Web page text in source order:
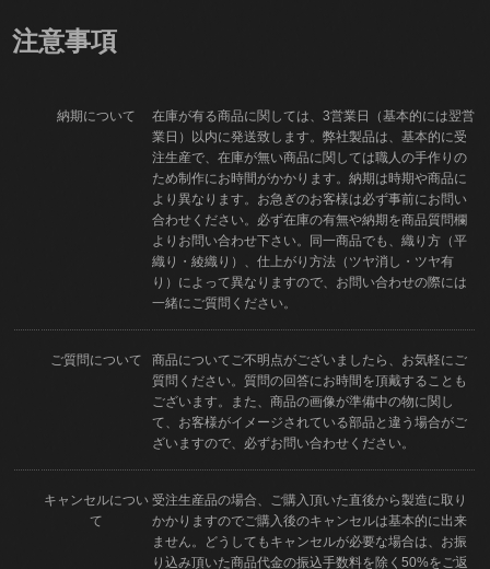
注意事項
納期について
在庫が有る商品に関しては、3営業日（基本的には翌営
業日）以内に発送致します。弊社製品は、基本的に受
注生産で、在庫が無い商品に関しては職人の手作りの
ため制作にお時間がかかります。納期は時期や商品に
より異なります。お急ぎのお客様は必ず事前にお問い
合わせください。必ず在庫の有無や納期を商品質問欄
よりお問い合わせ下さい。同一商品でも、織り方（平
織り・綾織り）、仕上がり方法（ツヤ消し・ツヤ有
り）によって異なりますので、お問い合わせの際には
一緒にご質問ください。
ご質問について
商品についてご不明点がございましたら、お気軽にご
質問ください。質問の回答にお時間を頂戴することも
ございます。また、商品の画像が準備中の物に関し
て、お客様がイメージされている部品と違う場合がご
ざいますので、必ずお問い合わせください。
キャンセルについ
て
受注生産品の場合、ご購入頂いた直後から製造に取り
かかりますのでご購入後のキャンセルは基本的に出来
ません。どうしてもキャンセルが必要な場合は、お振
り込み頂いた商品代金の振込手数料を除く50%をご返